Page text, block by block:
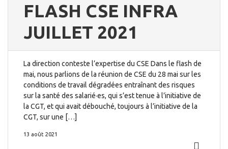
FLASH CSE INFRA
JUILLET 2021
La direction conteste l’expertise du CSE Dans le flash de
mai, nous parlions de la réunion de CSE du 28 mai sur les
conditions de travail dégradées entraînant des risques
sur la santé des salarié·es, qui s’est tenue à l’initiative de
la CGT, et qui avait débouché, toujours à l’initiative de la
CGT, sur une […]
13 août 2021